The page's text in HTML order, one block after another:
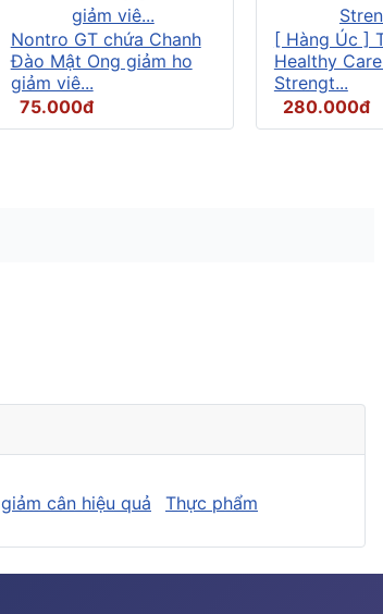
Nontro GT chứa Chanh
Đào Mật Ong giảm ho
giảm viê...
75.000đ
[ Hàng Úc ]
Healthy
Strengt...
280.000đ
giảm cân hiệu quả Thực phẩm